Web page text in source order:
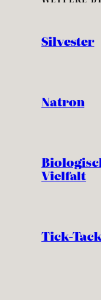
Silvester
Natron
Vielfalt
Tick-